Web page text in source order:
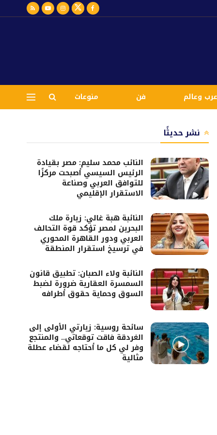
عرب وعالم فن منوعات
نشر حديثًا
النائب محمد سليم: مصر بقيادة
الرئيس السيسي أصبحت مركزًا
للتوافق العربي وصناعة
الاستقرار الإقليمي
النائبة هبة غالي: زيارة ملك
البحرين لمصر تؤكد قوة التحالف
العربي ودور القاهرة المحوري
في ترسيخ استقرار المنطقة
النائبة ولاء الصبان: تطبيق قانون
السمسرة العقارية ضرورة لضبط
السوق وحماية حقوق أطرافه
سائحة روسية: زيارتي الأولى إلى
الغردقة فاقت توقعاتي.. والمنتجع
وفر لي كل ما أحتاجه لقضاء عطلة
مثالية